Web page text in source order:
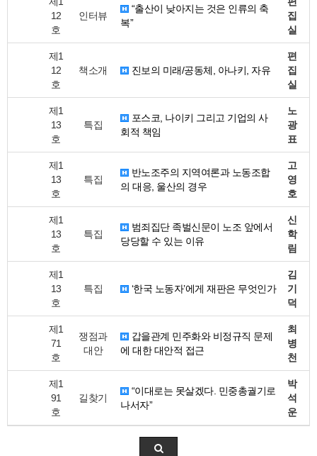
12
호
인터뷰
“출산이 낮아지는 것은 인류의 축
복”
집
실
제1
12
호
책소개 진보의 미래/공동체, 아나키, 자유
편
집
실
제1
13
호
특집
포스코, 나이키 그리고 기업의 사
회적 책임
노
광
표
제1
13
호
특집
반노조주의 지역여론과 노동조합
의 대응, 울산의 경우
고
영
호
제1
13
호
특집
범죄집단 족벌신문이 노조 앞에서
당당할 수 있는 이유
신
학
림
제1
13
호
특집 ‘한국 노동자’에게 재판은 무엇인가
김
기
덕
제1
71
호
쟁점과
대안
갑을관계 민주화와 비정규직 문제
에 대한 대안적 접근
최
병
천
제1
91
호
길찾기
“이대로는 못살겠다. 민중총궐기로
나서자”
박
석
운